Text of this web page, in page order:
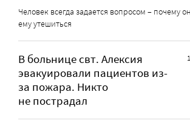
Человек всегда задается вопросом – почему
ему утешиться
В больнице свт. Алексия
эвакуировали пациентов из-
за пожара. Никто
не пострадал